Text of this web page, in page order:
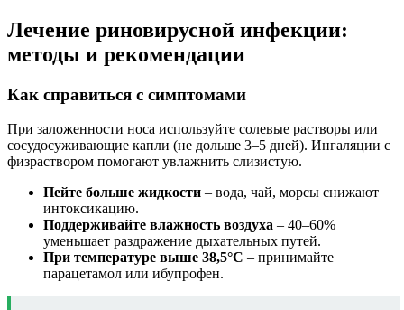
Лечение риновирусной инфекции:
методы и рекомендации
Как справиться с симптомами
При заложенности носа используйте солевые растворы или
сосудосуживающие капли (не дольше 3–5 дней). Ингаляции с
физраствором помогают увлажнить слизистую.
Пейте больше жидкости – вода, чай, морсы снижают
интоксикацию.
Поддерживайте влажность воздуха – 40–60%
уменьшает раздражение дыхательных путей.
При температуре выше 38,5°C – принимайте
парацетамол или ибупрофен.